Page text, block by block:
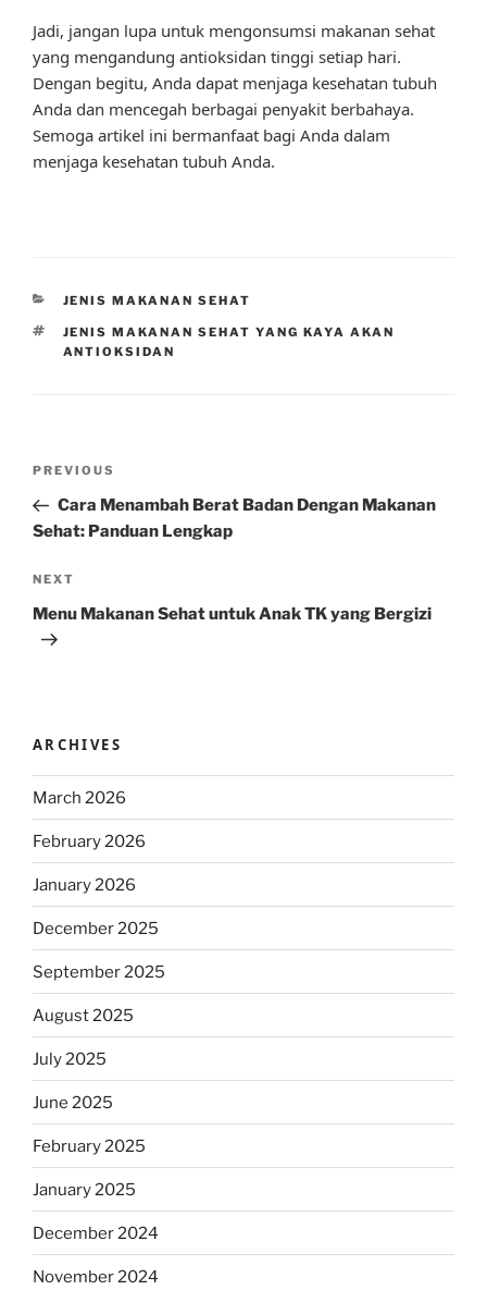
Jadi, jangan lupa untuk mengonsumsi makanan sehat
yang mengandung antioksidan tinggi setiap hari.
Dengan begitu, Anda dapat menjaga kesehatan tubuh
Anda dan mencegah berbagai penyakit berbahaya.
Semoga artikel ini bermanfaat bagi Anda dalam
menjaga kesehatan tubuh Anda.
CATEGORIES
JENIS MAKANAN SEHAT
TAGS
JENIS MAKANAN SEHAT YANG KAYA AKAN
ANTIOKSIDAN
Previous
Post
PREVIOUS
Cara Menambah Berat Badan Dengan Makanan
Sehat: Panduan Lengkap
Next
Post
NEXT
Menu Makanan Sehat untuk Anak TK yang Bergizi
ARCHIVES
March 2026
February 2026
January 2026
December 2025
September 2025
August 2025
July 2025
June 2025
February 2025
January 2025
December 2024
November 2024